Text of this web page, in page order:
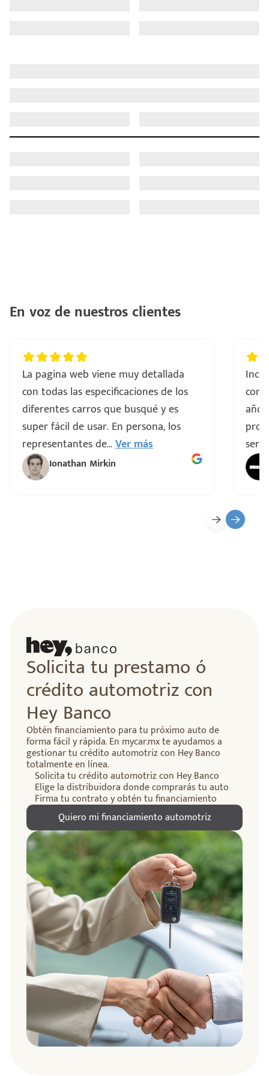
En voz de nuestros clientes
La pagina web viene muy detallada
con todas las especificaciones de los
diferentes carros que busqué y es
super fácil de usar. En persona, los
representantes de...Ver más
Ionathan Mirkin
Solicita tu prestamo ó
crédito automotriz con
Hey Banco
Obtén financiamiento para tu próximo auto de
forma fácil y rápida. En mycar.mx te ayudamos a
gestionar tu crédito automotriz con Hey Banco
totalmente en línea.
Solicita tu crédito automotriz con Hey Banco
Elige la distribuidora donde comprarás tu auto
Firma tu contrato y obtén tu financiamiento
Quiero mi financiamiento automotriz